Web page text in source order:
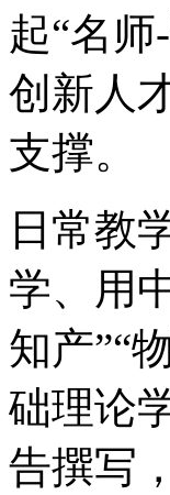
起“名
创新人
支撑。
日常教
学、用
知产”“
础理论
告撰写